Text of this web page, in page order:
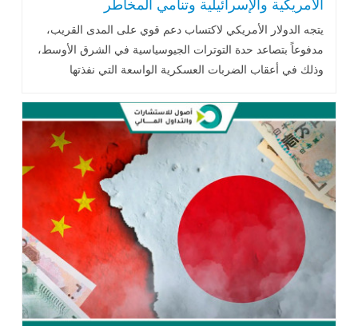
الأمريكية والإسرائيلية وتنامي المخاطر
الجيوسياسية
يتجه الدولار الأمريكي لاكتساب دعم قوي على المدى القريب،
مدفوعاً بتصاعد حدة التوترات الجيوسياسية في الشرق الأوسط،
وذلك في أعقاب الضربات العسكرية الواسعة التي نفذتها